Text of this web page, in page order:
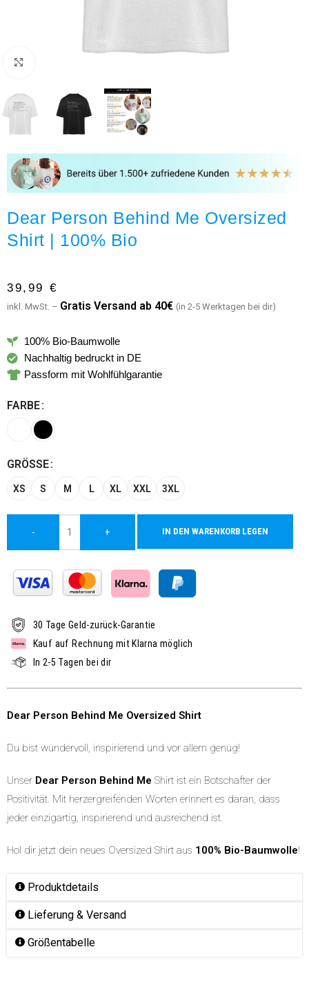
Dear Person Behind Me Oversized
Shirt | 100% Bio
39,99 €
inkl. MwSt. – Gratis Versand ab 40€ (in 2-5 Werktagen bei dir)
100% Bio-Baumwolle
Nachhaltig bedruckt in DE
Passform mit Wohlfühlgarantie
FARBE
GRÖSSE
XS S M L XL XXL 3XL
- + IN DEN WARENKORB LEGEN
Alternative:
30 Tage Geld-zurück-Garantie
Kauf auf Rechnung mit Klarna möglich
In 2-5 Tagen bei dir
Dear Person Behind Me Oversized Shirt
Du bist wundervoll, inspirierend und vor allem genug!
Unser Dear Person Behind Me Shirt ist ein Botschafter der
Positivität. Mit herzergreifenden Worten erinnert es daran, dass
jeder einzigartig, inspirierend und ausreichend ist.
Hol dir jetzt dein neues Oversized Shirt aus 100% Bio-Baumwolle!
Produktdetails
Lieferung & Versand
Größentabelle